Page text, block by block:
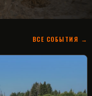
ВСЕ СОБЫТИЯ →